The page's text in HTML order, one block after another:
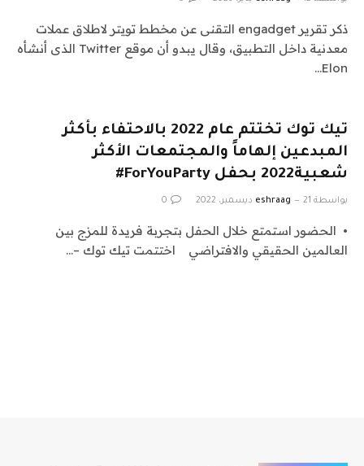
ذكر تقرير engadget التقنى عن مخطط تويتر لاطلاق عملات
معدنية داخل التطبيق، وقال يبدو أن موقع Twitter الذى أنشأه
Elon…
تيك توك تختتم عام 2022 بالاحتفاء بأكثر
المبدعين إلهاماً والمجتمعات الأكثر
شعبية2022 بحفل ForYouParty#
بواسطة eshraag 21 ديسمبر، 2022 0
• الحضور استمتع خلال الحفل بتجربة فريدة للمزج بين
العالمين الحقيقي والافتراضي اختتمت تيك توك –…